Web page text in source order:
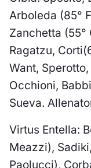
Arboleda (85°
Zanchetta
Ragatzu,
Want,
Occhioni,
Sueva.
Virtus Entella:
Meazzi),
Paolucci),